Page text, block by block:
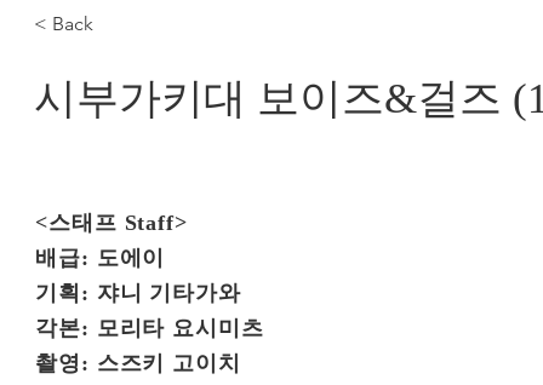
< Back
시부가키대 보이즈&걸즈
<스태프 Staff>
배급: 도에이
기획: 쟈니 기타가와
각본: 모리타 요시미츠
촬영: 스즈키 고이치